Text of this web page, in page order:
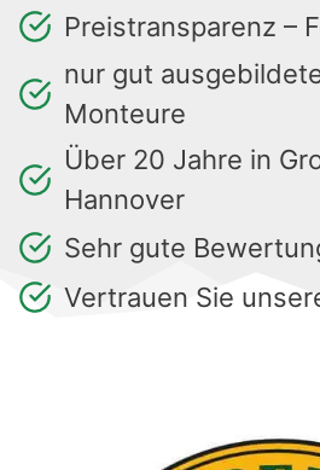
Preistransparenz –
nur gut
Monteure
Über 20 Jahre in
Hannover
Sehr gute
Vertrauen Sie